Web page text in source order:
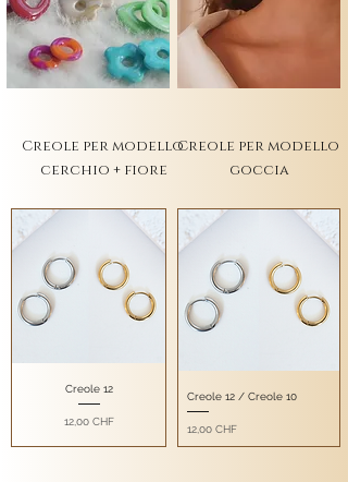
Creole 12 / Creole 10
Prezzo
12,00 CHF
Creole 12
Prezzo
12,00 CHF
Creole per modello
cerchio + fiore
Creole per modello
goccia